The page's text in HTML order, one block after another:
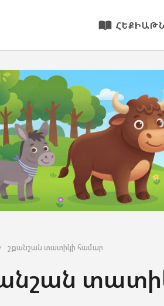
շքանշան տատիկի համար